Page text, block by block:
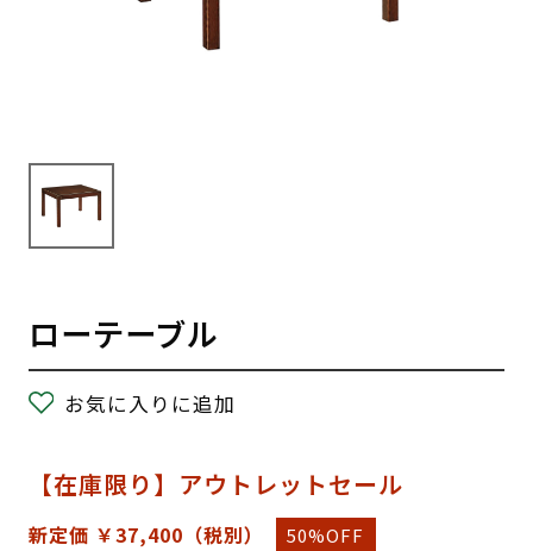
ローテーブル
お気に入りに追加
【在庫限り】アウトレットセール
新定価 ￥37,400 （税別） 50%OFF